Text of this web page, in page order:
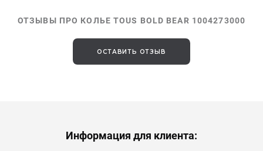
ОТЗЫВЫ ПРО КОЛЬЕ TOUS BOLD BEAR 1004273000
ОСТАВИТЬ ОТЗЫВ
Информация для клиента: